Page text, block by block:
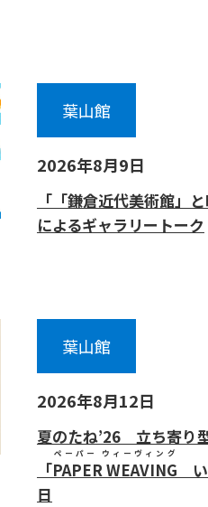
葉山館
2026年8月9日
「「鎌倉近代美術館」
によるギャラリートーク
葉山館
2026年8月12日
夏のたね’26 立ち寄り
「PAPER WEAVING
ペーパー ウィーヴィング
日